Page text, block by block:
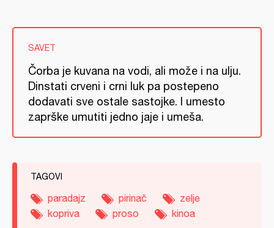
SAVET
Čorba je kuvana na vodi, ali može i na ulju.
Dinstati crveni i crni luk pa postepeno
dodavati sve ostale sastojke. I umesto
zaprške umutiti jedno jaje i umeša.
TAGOVI
paradajz pirinač
zelje
kopriva
proso kinoa